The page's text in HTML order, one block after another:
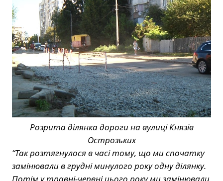
Розрита ділянка дороги на вулиці Князів
Острозьких
“Так розтягнулося в часі тому, що ми спочатку
замінювали в грудні минулого року одну ділянку.